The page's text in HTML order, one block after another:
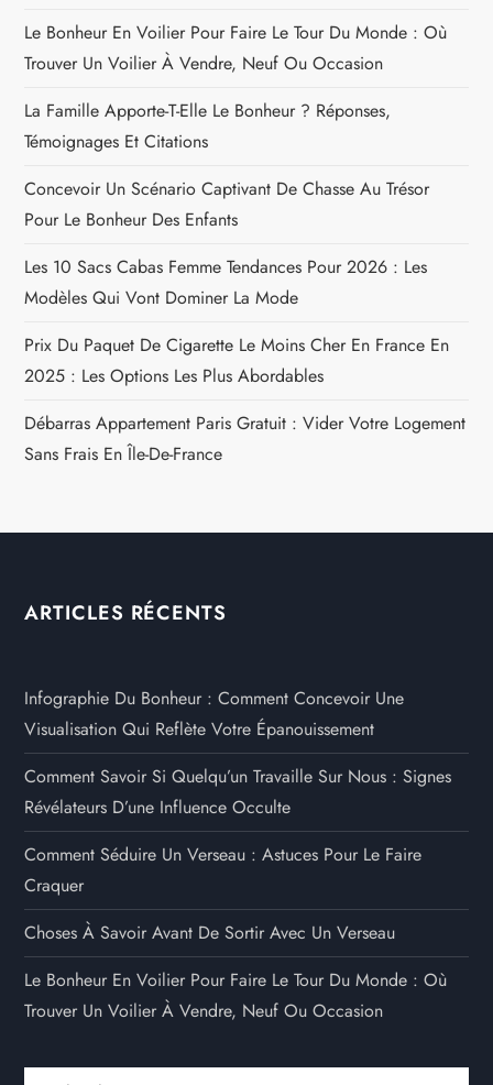
Le Bonheur En Voilier Pour Faire Le Tour Du Monde : Où
Trouver Un Voilier À Vendre, Neuf Ou Occasion
La Famille Apporte-T-Elle Le Bonheur ? Réponses,
Témoignages Et Citations
Concevoir Un Scénario Captivant De Chasse Au Trésor
Pour Le Bonheur Des Enfants
Les 10 Sacs Cabas Femme Tendances Pour 2026 : Les
Modèles Qui Vont Dominer La Mode
Prix Du Paquet De Cigarette Le Moins Cher En France En
2025 : Les Options Les Plus Abordables
Débarras Appartement Paris Gratuit : Vider Votre Logement
Sans Frais En Île-De-France
ARTICLES RÉCENTS
Infographie Du Bonheur : Comment Concevoir Une
Visualisation Qui Reflète Votre Épanouissement
Comment Savoir Si Quelqu’un Travaille Sur Nous : Signes
Révélateurs D’une Influence Occulte
Comment Séduire Un Verseau : Astuces Pour Le Faire
Craquer
Choses À Savoir Avant De Sortir Avec Un Verseau
Le Bonheur En Voilier Pour Faire Le Tour Du Monde : Où
Trouver Un Voilier À Vendre, Neuf Ou Occasion